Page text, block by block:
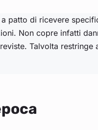
a patto di ricevere
Non copre infatti
Talvolta restringe